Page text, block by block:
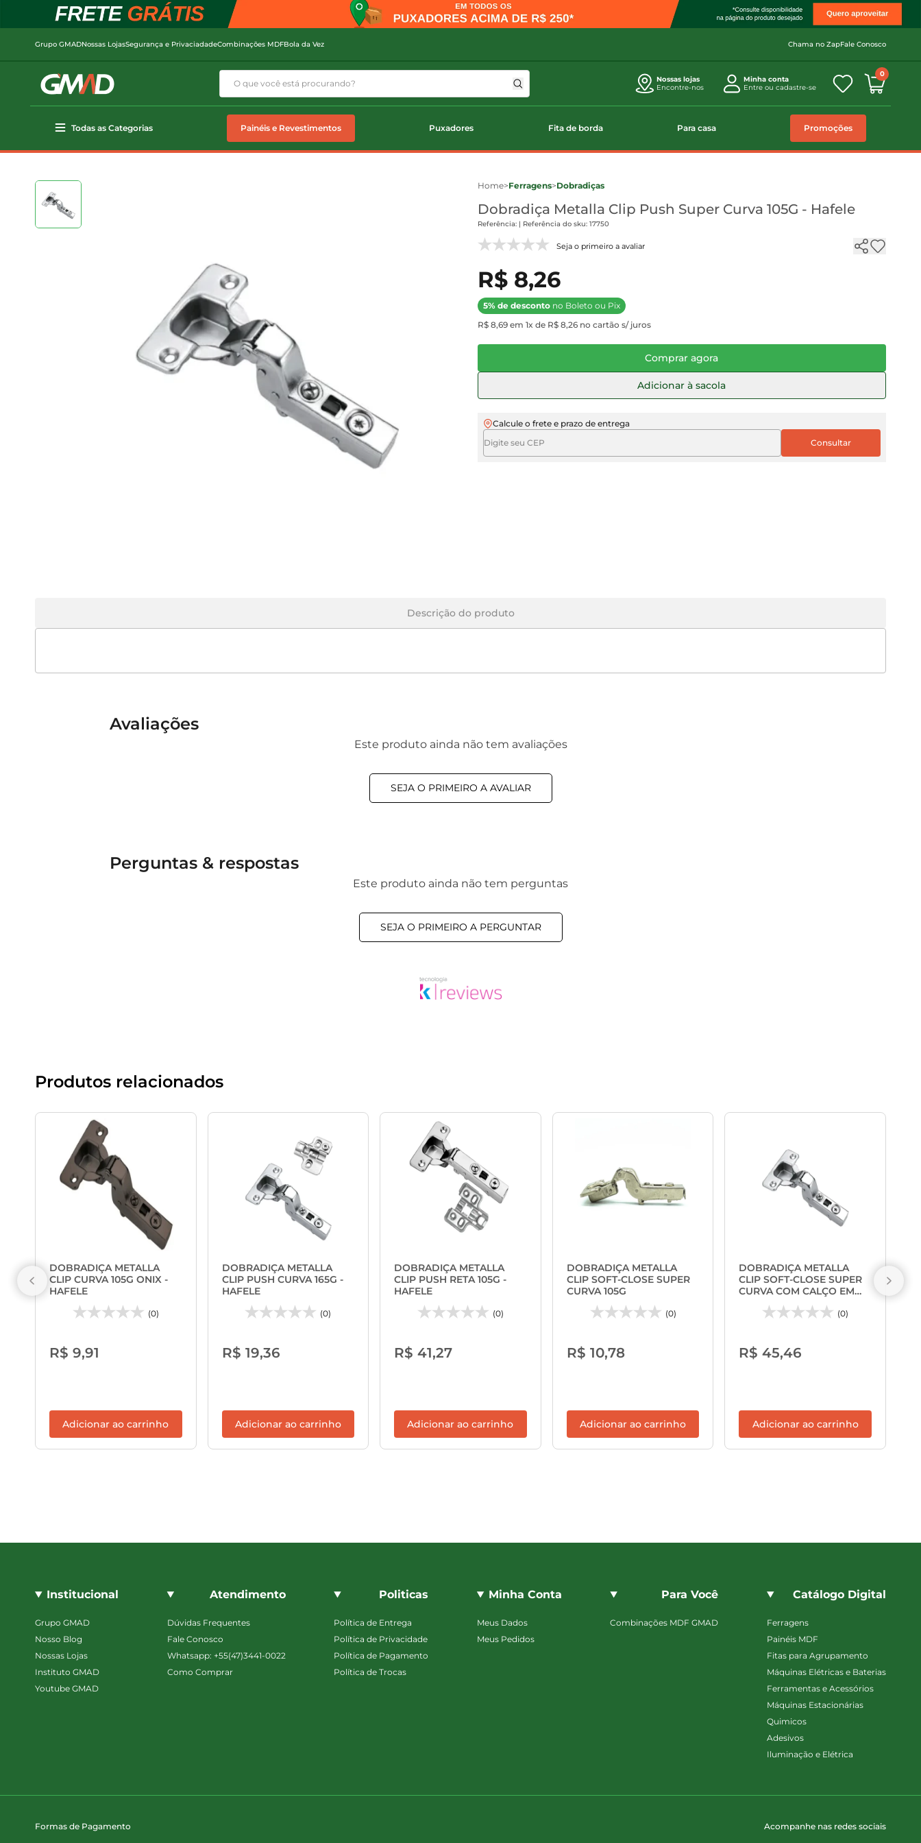
Grupo GMADNossas LojasSegurança e PrivaciadadeCombinações MDFBola da Vez Chama no ZapFale Conosco
Nossas lojas
Encontre-nos
Minha conta
Entre ou cadastre-se
0
Todas as Categorias Painéis e Revestimentos Puxadores Fita de borda Para casa Promoções
Home>Ferragens>Dobradiças
Dobradiça Metalla Clip Push Super Curva 105G - Hafele
Referência: | Referência do sku: 17750
Seja o primeiro a avaliar
R$ 8,26
5% de descontono Boleto ou Pix
R$ 8,69 em 1x de R$ 8,26 no cartão s/ juros
Comprar agora
Adicionar à sacola
Calcule o frete e prazo de entrega
Descrição do produto
Avaliações
Este produto ainda não tem avaliações
SEJA O PRIMEIRO A AVALIAR
Perguntas & respostas
Este produto ainda não tem perguntas
SEJA O PRIMEIRO A PERGUNTAR
Produtos relacionados
DOBRADIÇA METALLA
CLIP CURVA 105G ONIX -
HAFELE
(0)
R$ 9,91
Adicionar ao carrinho
DOBRADIÇA METALLA
CLIP PUSH CURVA 165G -
HAFELE
(0)
R$ 19,36
Adicionar ao carrinho
DOBRADIÇA METALLA
CLIP PUSH RETA 105G -
HAFELE
(0)
R$ 41,27
Adicionar ao carrinho
DOBRADIÇA METALLA
CLIP SOFT-CLOSE SUPER
CURVA 105G
(0)
R$ 10,78
Adicionar ao carrinho
DOBRADIÇA METALLA
CLIP SOFT-CLOSE SUPER
CURVA COM CALÇO EM
INOX - HAFELE
(0)
R$ 45,46
Adicionar ao carrinho
Institucional
Grupo GMAD
Nosso Blog
Nossas Lojas
Instituto GMAD
Youtube GMAD
Atendimento
Dúvidas Frequentes
Fale Conosco
Whatsapp: +55(47)3441-0022
Como Comprar
Politicas
Política de Entrega
Política de Privacidade
Política de Pagamento
Política de Trocas
Minha Conta
Meus Dados
Meus Pedidos
Para Você
Combinações MDF GMAD
Catálogo Digital
Ferragens
Painéis MDF
Fitas para Agrupamento
Máquinas Elétricas e Baterias
Ferramentas e Acessórios
Máquinas Estacionárias
Quimicos
Adesivos
Iluminação e Elétrica
Formas de Pagamento Acompanhe nas redes sociais